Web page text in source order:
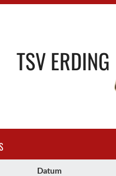
TSV ERDING
Datum